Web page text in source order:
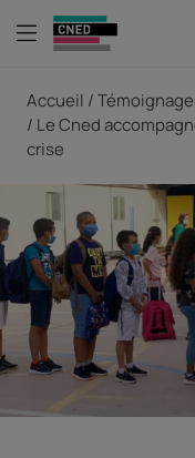
Menu
Accueil
Le Cned
crise